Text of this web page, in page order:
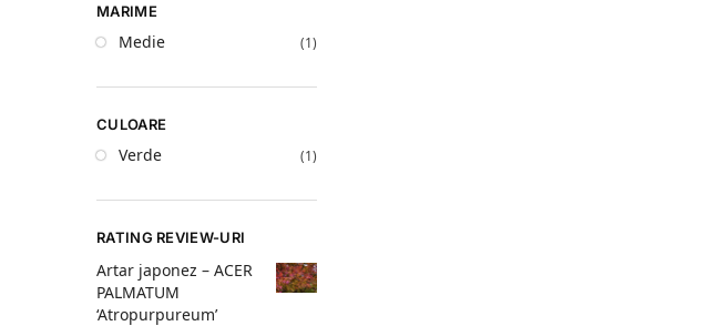
MARIME
Medie (1)
CULOARE
Verde (1)
RATING REVIEW-URI
Artar japonez – ACER
PALMATUM
‘Atropurpureum’